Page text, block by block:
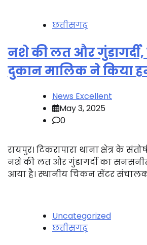
छत्तीसगढ़
नशे की लत और
दुकान मालिक ने किया
News Excellent
May 3, 2025
0
रायपुर। टिकरापारा थाना क्षेत्र के
नशे की लत और गुंडागर्दी का
आया है। स्थानीय चिकन सेंटर
Uncategorized
छत्तीसगढ़